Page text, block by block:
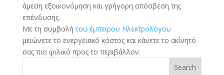
άμεση εξοικονόμηση και γρήγορη απόσβεση της
επένδυσης.
Με τη συμβολή του έμπειρου Ηλεκτρολόγου
μειώνετε το ενεργειακό κόστος και κάνετε το ακίνητό
σας πιο φιλικό προς το περιβάλλον.
Search